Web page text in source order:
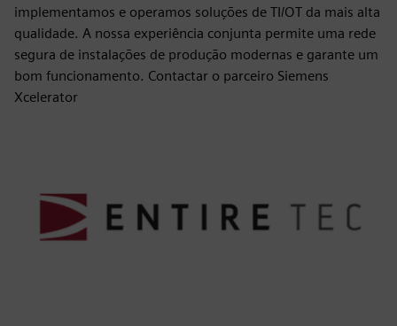
implementamos e operamos soluções de TI/OT da mais alta
qualidade. A nossa experiência conjunta permite uma rede
segura de instalações de produção modernas e garante um
bom funcionamento. Contactar o parceiro Siemens
Xcelerator